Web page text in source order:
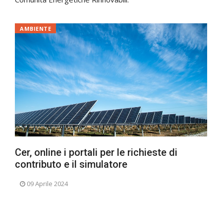
Cer, online i portali per le richieste di
contributo e il simulatore
AMBIENTE
09 Aprile 2024